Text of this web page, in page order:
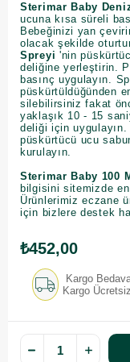
Sterimar Baby
ucuna kısa süreli
Bebeğinizi yan
olacak şekilde
Spreyi 'nin
deliğine yerleştirin.
basınç uygulayın.
püskürtüldüğünden
silebilirsiniz fakat
yaklaşık 10 - 15
deliği için
püskürtücü ucu
kurulayın.
Sterimar Baby 100
bilgisini sitemizde
Ürünlerimiz eczane
için bizlere destek
₺452,00
Kargo
Kargo Ücretsiz